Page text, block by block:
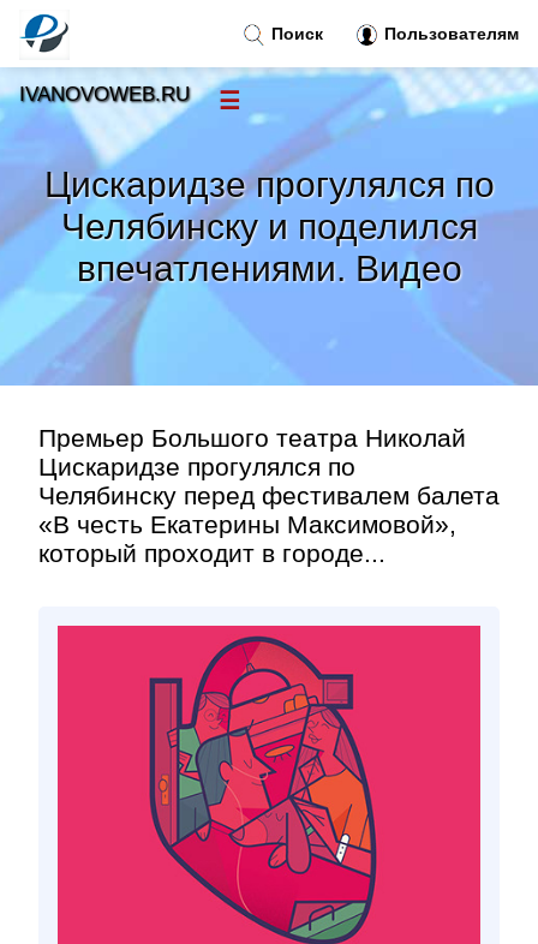
Цискаридзе прогулялся по
Челябинску и поделился
впечатлениями. Видео
Премьер Большого театра Николай
Цискаридзе прогулялся по
Челябинску перед фестивалем балета
«В честь Екатерины Максимовой»,
который проходит в городе...
Поиск Пользователям
IVANOVOWEB.RU ☰
Новости
Тренды новостей»
Рубрики»
Правила »